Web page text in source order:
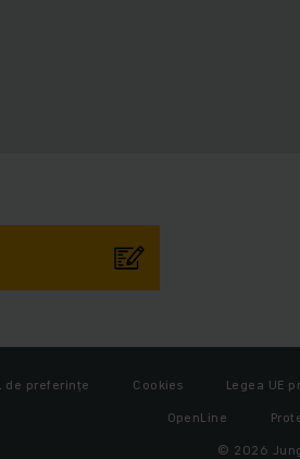
de preferințe Cookies
Legea UE
OpenLine
© 2026